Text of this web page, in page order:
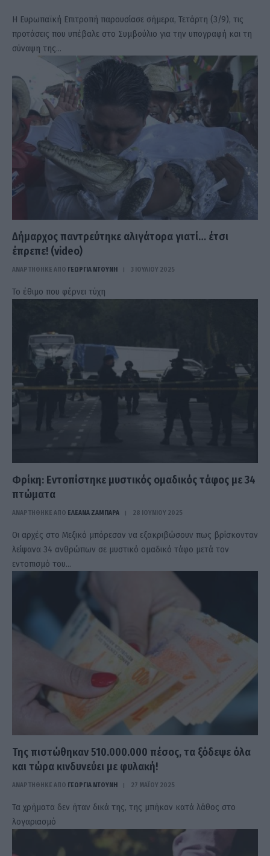
Η Ευρωπαϊκή Επιτροπή παρουσίασε σήμερα, Τετάρτη (3/9), τις
προτάσεις που υπέβαλε στο Συμβούλιο για την υπογραφή και τη
σύναψη της…
Δήμαρχος παντρεύτηκε αλιγάτορα γιατί… έτσι
έπρεπε! (video)
ΑΝΑΡΤΗΘΗΚΕ ΑΠΟ ΓΕΩΡΓΊΑ ΝΤΟΎΝΗ 3 ΙΟΥΛΊΟΥ 2025
Το έθιμο που φέρνει τύχη
Φρίκη: Εντοπίστηκε μυστικός ομαδικός τάφος με 34
πτώματα
ΑΝΑΡΤΗΘΗΚΕ ΑΠΟ ΕΛΕΑΝΑ ΖΑΜΠΑΡΑ 28 ΙΟΥΝΊΟΥ 2025
Οι αρχές στο Μεξικό μπόρεσαν να εξακριβώσουν πως βρίσκονταν
λείψανα 34 ανθρώπων σε μυστικό ομαδικό τάφο μετά τον
εντοπισμό του…
Της πιστώθηκαν 510.000.000 πέσος, τα ξόδεψε όλα
και τώρα κινδυνεύει με φυλακή!
ΑΝΑΡΤΗΘΗΚΕ ΑΠΟ ΓΕΩΡΓΊΑ ΝΤΟΎΝΗ 27 ΜΑΪ́ΟΥ 2025
Τα χρήματα δεν ήταν δικά της, της μπήκαν κατά λάθος στο
λογαριασμό